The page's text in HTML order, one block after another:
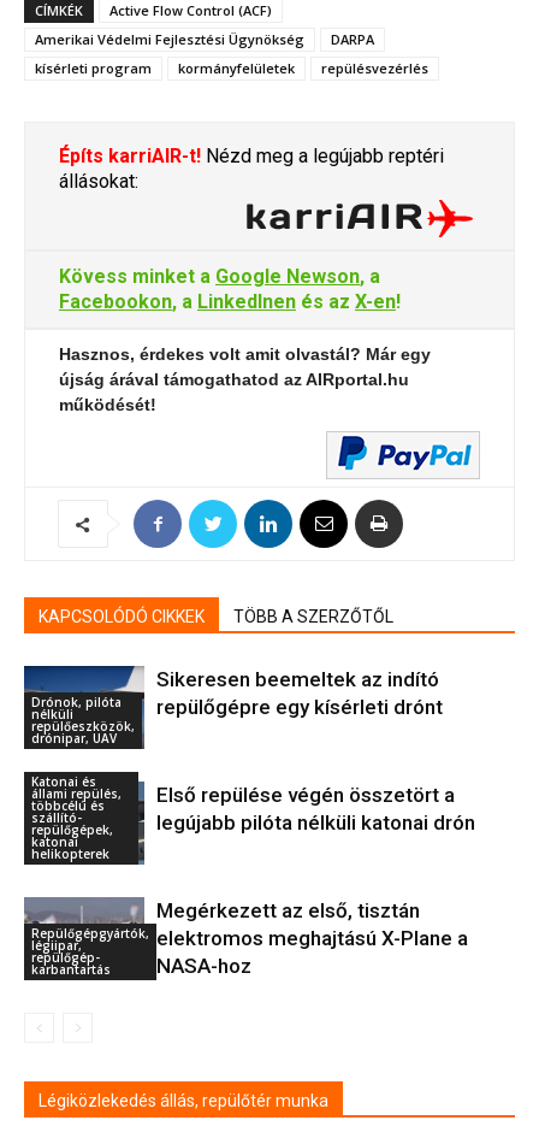
CÍMKÉK
Active Flow Control (ACF)
Amerikai Védelmi Fejlesztési Ügynökség
DARPA
kísérleti program
kormányfelületek repülésvezérlés
Építs karriAIR-t! Nézd meg a legújabb reptéri
állásokat:
Kövess minket a Google Newson, a
Facebookon, a LinkedInen és az X-en!
Hasznos, érdekes volt amit olvastál? Már egy
újság árával támogathatod az AIRportal.hu
működését!
KAPCSOLÓDÓ CIKKEK TÖBB A SZERZŐTŐL
Drónok, pilóta
nélküli
repülőeszközök,
drónipar, UAV
Sikeresen beemeltek az indító
repülőgépre egy kísérleti drónt
Katonai és
állami repülés,
többcélú és
szállító-
repülőgépek,
katonai
helikopterek
Első repülése végén összetört a
legújabb pilóta nélküli katonai drón
Repülőgépgyártók,
légiipar,
repülőgép-
karbantartás
Megérkezett az első, tisztán
elektromos meghajtású X-Plane a
NASA-hoz
Légiközlekedés állás, repülőtér munka